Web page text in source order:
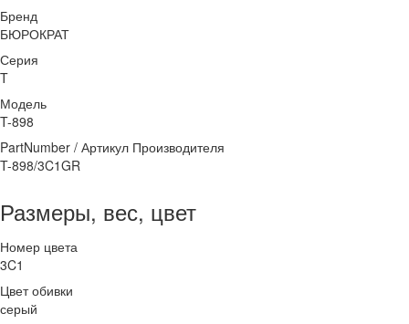
Бренд
БЮРОКРАТ
Серия
T
Модель
T-898
PartNumber / Артикул Производителя
T-898/3C1GR
Размеры, вес, цвет
Номер цвета
3C1
Цвет обивки
серый